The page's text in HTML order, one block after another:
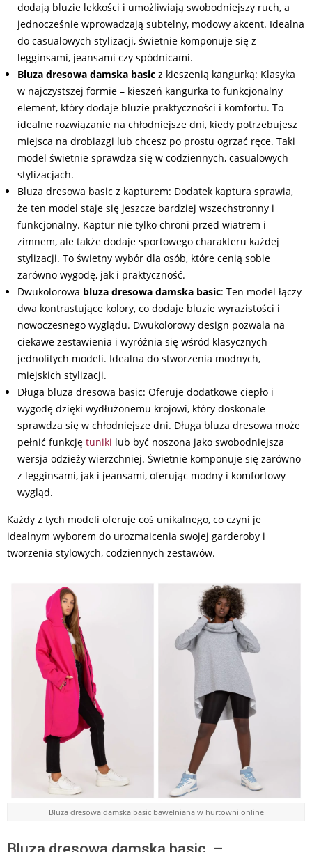
dodają bluzie lekkości i umożliwiają swobodniejszy ruch, a
jednocześnie wprowadzają subtelny, modowy akcent. Idealna
do casualowych stylizacji, świetnie komponuje się z
legginsami, jeansami czy spódnicami.
Bluza dresowa damska basic z kieszenią kangurką: Klasyka
w najczystszej formie – kieszeń kangurka to funkcjonalny
element, który dodaje bluzie praktyczności i komfortu. To
idealne rozwiązanie na chłodniejsze dni, kiedy potrzebujesz
miejsca na drobiazgi lub chcesz po prostu ogrzać ręce. Taki
model świetnie sprawdza się w codziennych, casualowych
stylizacjach.
Bluza dresowa basic z kapturem: Dodatek kaptura sprawia,
że ten model staje się jeszcze bardziej wszechstronny i
funkcjonalny. Kaptur nie tylko chroni przed wiatrem i
zimnem, ale także dodaje sportowego charakteru każdej
stylizacji. To świetny wybór dla osób, które cenią sobie
zarówno wygodę, jak i praktyczność.
Dwukolorowa bluza dresowa damska basic: Ten model łączy
dwa kontrastujące kolory, co dodaje bluzie wyrazistości i
nowoczesnego wyglądu. Dwukolorowy design pozwala na
ciekawe zestawienia i wyróżnia się wśród klasycznych
jednolitych modeli. Idealna do stworzenia modnych,
miejskich stylizacji.
Długa bluza dresowa basic: Oferuje dodatkowe ciepło i
wygodę dzięki wydłużonemu krojowi, który doskonale
sprawdza się w chłodniejsze dni. Długa bluza dresowa może
pełnić funkcję tuniki lub być noszona jako swobodniejsza
wersja odzieży wierzchniej. Świetnie komponuje się zarówno
z legginsami, jak i jeansami, oferując modny i komfortowy
wygląd.
Każdy z tych modeli oferuje coś unikalnego, co czyni je
idealnym wyborem do urozmaicenia swojej garderoby i
tworzenia stylowych, codziennych zestawów.
Bluza dresowa damska basic bawełniana w hurtowni online